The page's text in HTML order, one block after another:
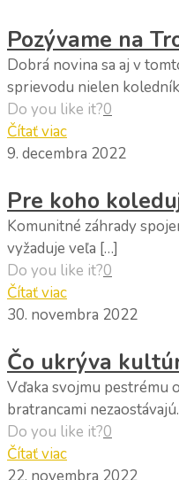
Pozývame na
Dobrá novina sa aj v
sprievodu nielen
Do you like it?0
Čítať viac
9. decembra 2022
Pre koho
Komunitné záhrady
vyžaduje veľa […]
Do you like it?0
Čítať viac
30. novembra 2022
Čo ukrýva
Vďaka svojmu pestrému
bratrancami
Do you like it?0
Čítať viac